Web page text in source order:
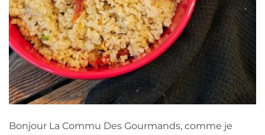
Bonjour La Commu Des Gourmands, comme je